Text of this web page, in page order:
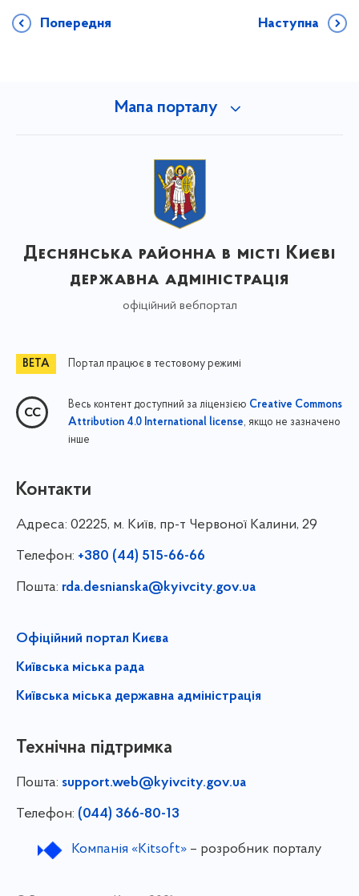
Попередня Наступна
Мапа порталу
Деснянська районна в місті Києві
державна адміністрація
офіційний вебпортал
Портал працює в тестовому режимі
Весь контент доступний за ліцензією Creative Commons
Attribution 4.0 International license, якщо не зазначено
інше
Контакти
Адреса: 02225, м. Київ, пр-т Червоної Калини, 29
Телефон: +380 (44) 515-66-66
Пошта: rda.desnianska@kyivcity.gov.ua
Офіційний портал Києва
Київська міська рада
Київська міська державна адміністрація
Технічна підтримка
Пошта: support.web@kyivcity.gov.ua
Телефон: (044) 366-80-13
Компанія «Kitsoft»– розробник порталу